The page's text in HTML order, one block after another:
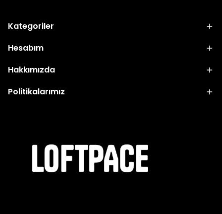
Kategoriler
Hesabım
Hakkımızda
Politikalarımız